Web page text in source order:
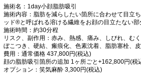
施術名：1day小顔脂肪吸引
施術内容：脂肪を減らしたい箇所に合わせて目立
ッド®と呼ばれる溶ける繊維をお顔の目立たない
施術時間：約30分程
リスク、副作用：赤み、熱感、痛み、しびれ、む
ぼこつき、硬結、瘢痕化、色素沈着、脂肪塞栓、
費用：通常価格 437,800円(税込)
顔の脂肪吸引箇所の追加 1ヶ所ごと+162,800円(税
オプション：笑気麻酔 3,300円(税込)